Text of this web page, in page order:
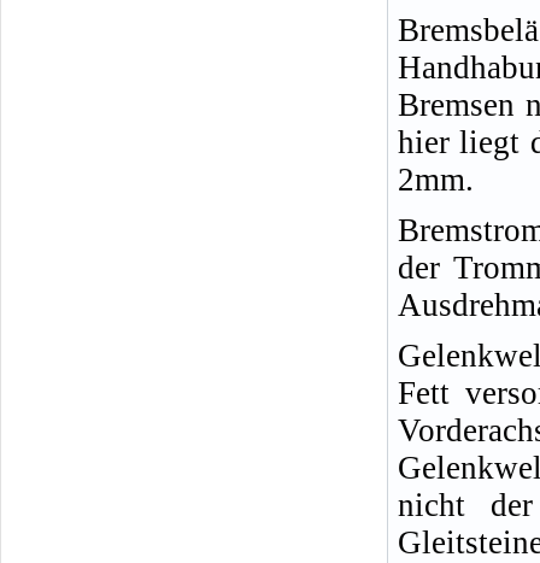
Bremsen
hier liegt
2mm.
der
Fett
nicht